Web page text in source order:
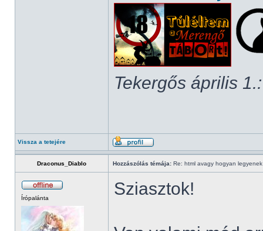
Tekergős április 1.:
Vissza a tetejére
Draconus_Diablo Hozzászólás témája: Re: html avagy hogyan
Írópalánta Sziasztok!